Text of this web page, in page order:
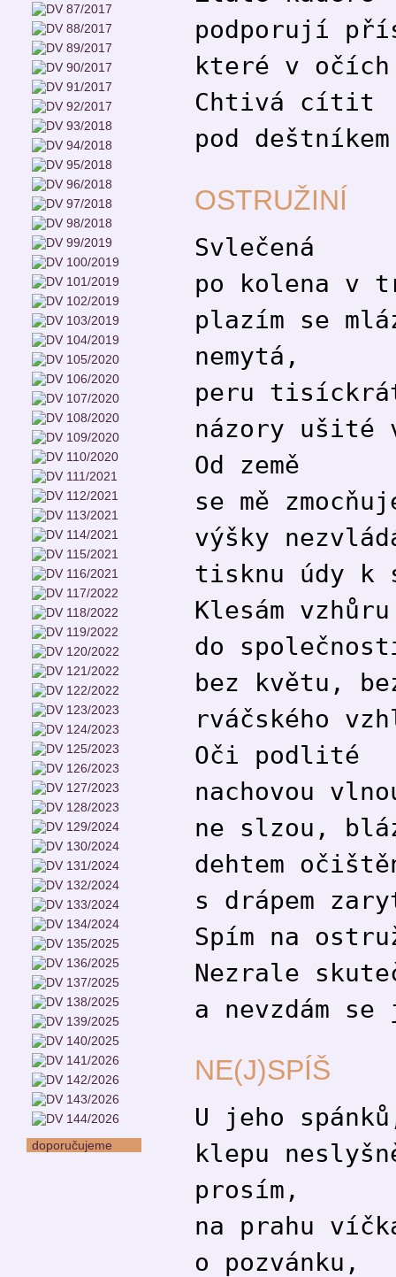
doporučujeme
podporují
které v
Chtivá cítit
pod
OSTRUŽINÍ
Svlečená
po kolena v
plazím se
nemytá,
peru
názory ušité
Od země
se mě
výšky
tisknu údy k
Klesám vzhůru
do
bez květu,
rváčského
Oči podlité
nachovou
ne slzou,
dehtem
s drápem
Spím na
Nezrale
a nevzdám
NE(J)SPÍŠ
U jeho
klepu
prosím,
na prahu
o pozvánku,